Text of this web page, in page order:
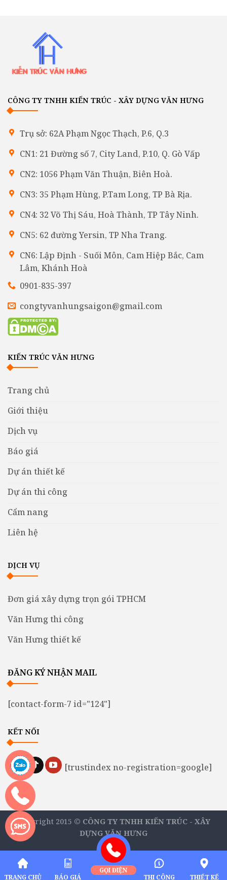
CÔNG TY TNHH KIẾN TRÚC - XÂY DỰNG VĂN HƯNG
Trụ sở: 62A Phạm Ngọc Thạch, P.6, Q.3
CN1: 21 Đường số 7, City Land, P.10, Q. Gò Vấp
CN2: 1056 Phạm Văn Thuận, Biên Hoà.
CN3: 35 Phạm Hùng, P.Tam Long, TP Bà Rịa.
CN4: 32 Võ Thị Sáu, Hoà Thành, TP Tây Ninh.
CN5: 62 đường Yersin, TP Nha Trang.
CN6: Lập Định - Suối Môn, Cam Hiệp Bắc, Cam
Lâm, Khánh Hoà
0901-835-397
congtyvanhungsaigon@gmail.com
KIẾN TRÚC VĂN HƯNG
Trang chủ
Giới thiệu
Dịch vụ
Báo giá
Dự án thiết kế
Dự án thi công
Cẩm nang
Liên hệ
DỊCH VỤ
Đơn giá xây dựng trọn gói TPHCM
Văn Hưng thi công
Văn Hưng thiết kế
ĐĂNG KÝ NHẬN MAIL
[contact-form-7 id="124"]
KẾT NỐI
[trustindex no-registration=google]
TRANG CHỦ BÁO GIÁ
GỌI ĐIỆN
THI CÔNG
THIẾT KẾ
Copyright 2015 © CÔNG TY TNHH KIẾN TRÚC - XÂY
DỰNG VĂN HƯNG